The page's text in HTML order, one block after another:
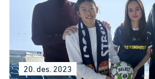
20. des. 2023